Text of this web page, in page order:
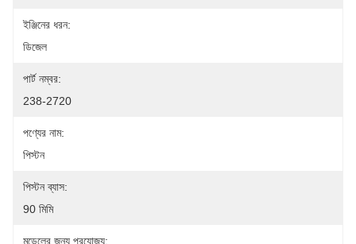
ইঞ্জিনের ধরন:
ডিজেল
পার্ট নম্বর:
238-2720
পণ্যের নাম:
পিস্টন
পিস্টন ব্যাস:
90 মিমি
মডেলের জন্য প্রযোজ্য: